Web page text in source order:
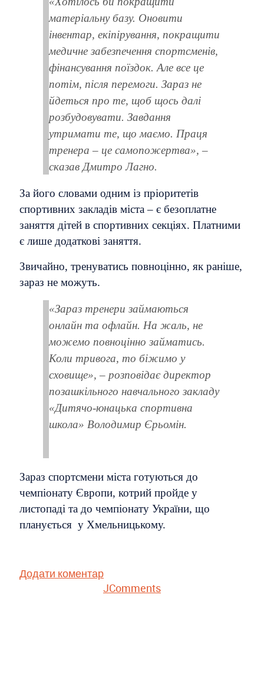
матеріальну базу. Оновити
інвентар, екіпірування, покращити
медичне забезпечення спортсменів,
фінансування поїздок. Але все це
потім, після перемоги. Зараз не
йдеться про те, щоб щось далі
розбудовувати. Завдання
утримати те, що маємо. Праця
тренера – це самопожертва», –
сказав Дмитро Лагно.
За його словами одним із пріоритетів
спортивних закладів міста – є безоплатне
заняття дітей в спортивних секціях. Платними
є лише додаткові заняття.
Звичайно, тренуватись повноцінно, як раніше,
зараз не можуть.
«Зараз тренери займаються
онлайн та офлайн. На жаль, не
можемо повноцінно займатись.
Коли тривога, то біжимо у
сховище», – розповідає директор
позашкільного навчального закладу
«Дитячо-юнацька спортивна
школа» Володимир Єрьомін.
Зараз спортсмени міста готуються до
чемпіонату Європи, котрий пройде у
листопаді та до чемпіонату України, що
планується у Хмельницькому.
Додати коментар
JComments